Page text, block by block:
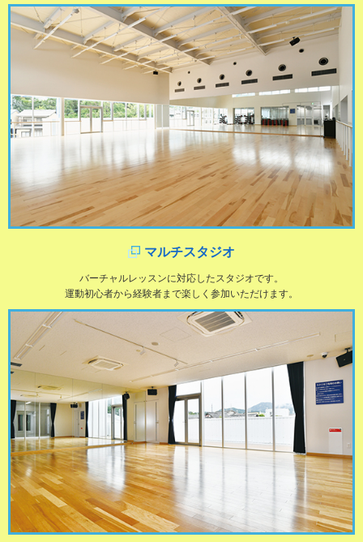
マルチスタジオ
バーチャルレッスンに対応したスタジオです。
運動初心者から経験者まで楽しく参加いただけます。